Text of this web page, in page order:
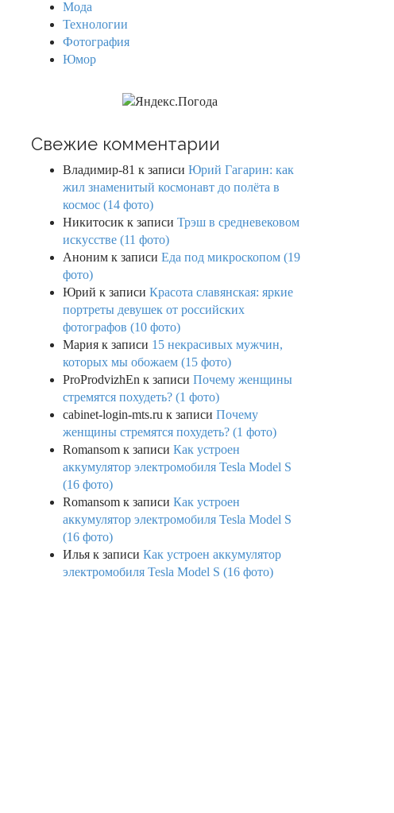
Мода
Технологии
Фотография
Юмор
Свежие комментарии
Владимир-81 к записи Юрий Гагарин: как
жил знаменитый космонавт до полёта в
космос (14 фото)
Никитосик к записи Трэш в средневековом
искусстве (11 фото)
Аноним к записи Еда под микроскопом (19
фото)
Юрий к записи Красота славянская: яркие
портреты девушек от российских
фотографов (10 фото)
Мария к записи 15 некрасивых мужчин,
которых мы обожаем (15 фото)
ProProdvizhEn к записи Почему женщины
стремятся похудеть? (1 фото)
cabinet-login-mts.ru к записи Почему
женщины стремятся похудеть? (1 фото)
Romansom к записи Как устроен
аккумулятор электромобиля Tesla Model S
(16 фото)
Romansom к записи Как устроен
аккумулятор электромобиля Tesla Model S
(16 фото)
Илья к записи Как устроен аккумулятор
электромобиля Tesla Model S (16 фото)